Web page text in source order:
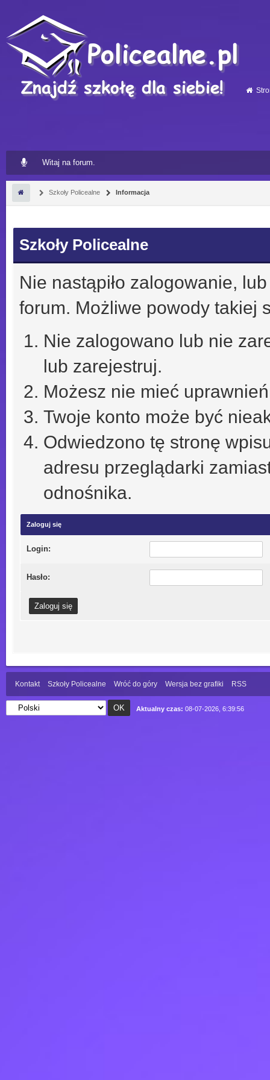
Witaj na forum.
Szkoły Policealne Informacja
Szkoły Policealne
Nie nastąpiło zalogowanie,
forum. Możliwe powody takiej
Nie zalogowano lub nie
lub zarejestruj.
Możesz nie mieć
Twoje konto może być
Odwiedzono tę stronę
adresu przeglądarki
odnośnika.
Zaloguj się
Login:
Hasło:
Kontakt Szkoły Policealne Wróć do góry Wersja bez grafiki RSS
Aktualny czas: 08-07-2026, 6:39:56